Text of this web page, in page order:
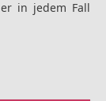
in jedem Fall